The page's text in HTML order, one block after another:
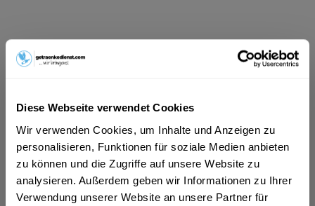
Diese Webseite verwendet Cookies
Wir verwenden Cookies, um Inhalte und Anzeigen zu
personalisieren, Funktionen für soziale Medien anbieten
zu können und die Zugriffe auf unsere Website zu
analysieren. Außerdem geben wir Informationen zu Ihrer
Verwendung unserer Website an unsere Partner für
ab 14,29 € *
inkl. MwSt.ggf. zzgl. Erschwerniszuschlag
MEHRWEG
+3,10 € Pfand
In den Warenkorb